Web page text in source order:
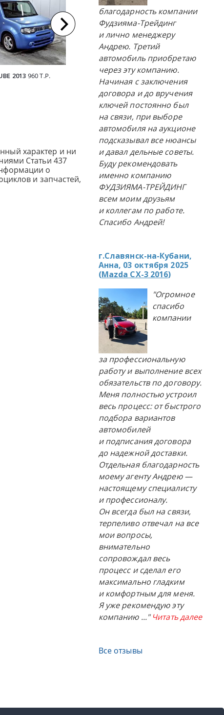
2013 960 Т.Р. HONDA FREED 2024 2200 Т.Р.
характер и ни
Статьи 437
о
и запчастей,
благодарность компании
Фудзияма-Трейдинг
и лично менеджеру
Андрею. Третий
автомобиль приобретаю
через эту компанию.
Начиная с заключения
договора и до вручения
ключей постоянно был
на связи, при выборе
автомобиля на аукционе
подсказывал все нюансы
и давал дельные советы.
Буду рекомендовать
именно компанию
ФУДЗИЯМА-ТРЕЙДИНГ
всем моим друзьям
и коллегам по работе.
Спасибо Андрей!
г.Славянск-на-Кубани,
Анна, 03 октября 2025
(Mazda CX-3 2016)
"Огромное
спасибо
компании
за профессиональную
работу и выполнение всех
обязательств по договору.
Меня полностью устроил
весь процесс: от быстрого
подбора вариантов
автомобилей
и подписания договора
до надежной доставки.
Отдельная благодарность
моему агенту Андрею —
настоящему специалисту
и профессионалу.
Он всегда был на связи,
терпеливо отвечал на все
мои вопросы,
внимательно
сопровождал весь
процесс и сделал его
максимально гладким
и комфортным для меня.
Я уже рекомендую эту
компанию ..." Читать далее
Все отзывы